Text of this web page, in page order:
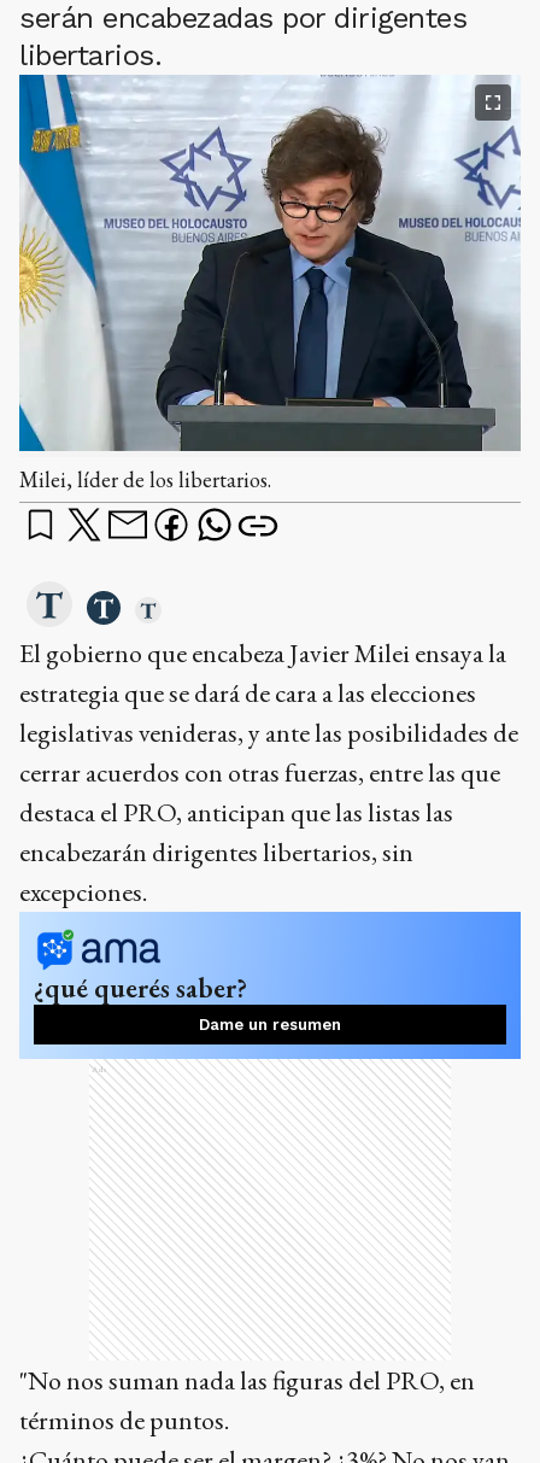
serán encabezadas por dirigentes
libertarios.
Milei, líder de los libertarios.
El gobierno que encabeza Javier Milei ensaya la
estrategia que se dará de cara a las elecciones
legislativas venideras, y ante las posibilidades de
cerrar acuerdos con otras fuerzas, entre las que
destaca el PRO, anticipan que las listas las
encabezarán dirigentes libertarios, sin
excepciones.
¿qué querés saber?
Dame un resumen
Ads
"No nos suman nada las figuras del PRO, en
términos de puntos.